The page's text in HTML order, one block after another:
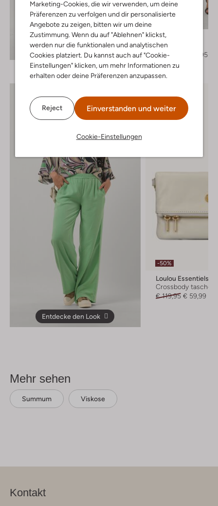
Marketing-Cookies, die wir verwenden, um deine
Präferenzen zu verfolgen und dir personalisierte
Angebote zu zeigen, bitten wir um deine
Zustimmung. Wenn du auf "Ablehnen" klickst,
werden nur die funktionalen und analytischen
Cookies platziert. Du kannst auch auf "Cookie-
Einstellungen" klicken, um mehr Informationen zu
erhalten oder deine Präferenzen anzupassen.
Reject Einverstanden und weiter
Cookie-Einstellungen
Entdecke den Look
Letzter Artikel
Summum
Slim Fit Jeans
€ 129,95
€ 64,95
Entdecke den Look
-50%
Loulou Essentiels
Crossbody taschen
€ 119,95 € 59,99
Mehr sehen
Summum Viskose
Kontakt